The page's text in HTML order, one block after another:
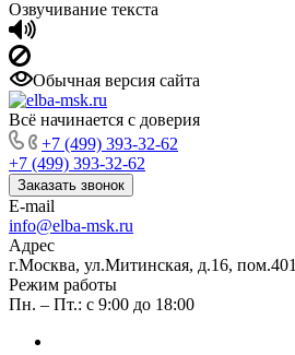
Озвучивание текста
Обычная версия сайта
Всё начинается с доверия
+7 (499) 393-32-62
+7 (499) 393-32-62
Заказать звонок
E-mail
info@elba-msk.ru
Адрес
г.Москва, ул.Митинская, д.16, пом.401
Режим работы
Пн. – Пт.: с 9:00 до 18:00